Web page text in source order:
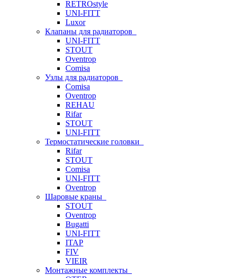
RETROstyle
UNI-FITT
Luxor
Клапаны для радиаторов
UNI-FITT
STOUT
Oventrop
Comisa
Узлы для радиаторов
Comisa
Oventrop
REHAU
Rifar
STOUT
UNI-FITT
Термостатические головки
Rifar
STOUT
Comisa
UNI-FITT
Oventrop
Шаровые краны
STOUT
Oventrop
Bugatti
UNI-FITT
ITAP
FIV
VIEIR
Монтажные комплекты